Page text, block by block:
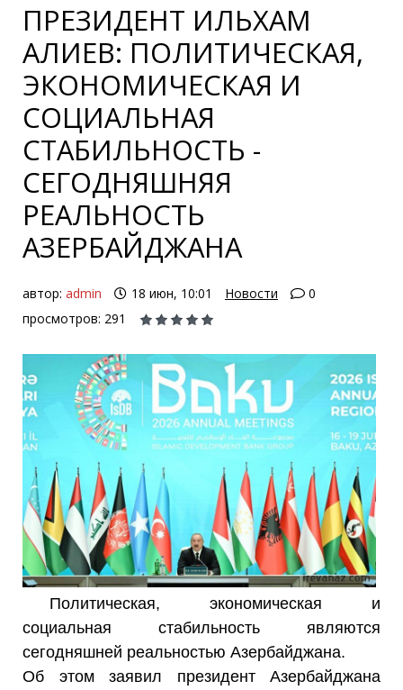
ПРЕЗИДЕНТ ИЛЬХАМ
АЛИЕВ: ПОЛИТИЧЕСКАЯ,
ЭКОНОМИЧЕСКАЯ И
СОЦИАЛЬНАЯ
СТАБИЛЬНОСТЬ -
СЕГОДНЯШНЯЯ
РЕАЛЬНОСТЬ
АЗЕРБАЙДЖАНА
автор: admin 18 июн, 10:01 Новости
0
просмотров: 291
Политическая, экономическая и
социальная стабильность являются
сегодняшней реальностью Азербайджана.
Об этом заявил президент Азербайджана